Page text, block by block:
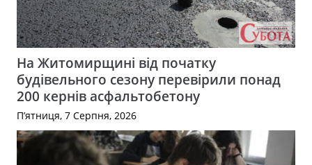
На Житомирщині від початку
будівельного сезону перевірили понад
200 кернів асфальтобетону
П’ятниця, 7 Серпня, 2026